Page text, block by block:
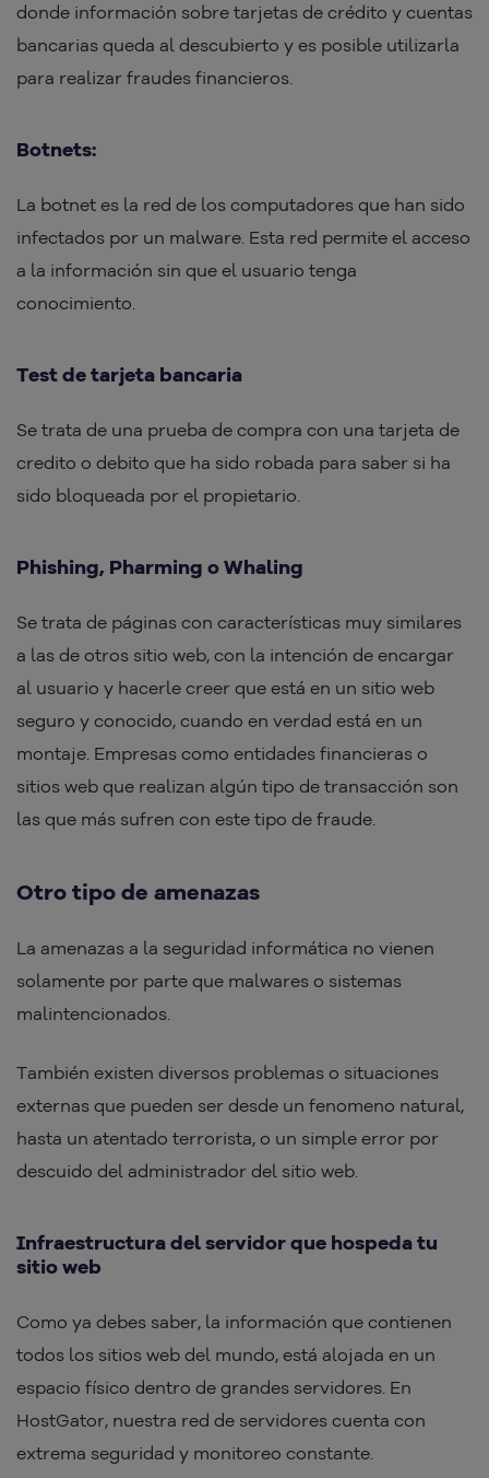
donde información sobre tarjetas de crédito y cuentas
bancarias queda al descubierto y es posible utilizarla
para realizar fraudes financieros.
Botnets:
La botnet es la red de los computadores que han sido
infectados por un malware. Esta red permite el acceso
a la información sin que el usuario tenga
conocimiento.
Test de tarjeta bancaria
Se trata de una prueba de compra con una tarjeta de
credito o debito que ha sido robada para saber si ha
sido bloqueada por el propietario.
Phishing, Pharming o Whaling
Se trata de páginas con características muy similares
a las de otros sitio web, con la intención de encargar
al usuario y hacerle creer que está en un sitio web
seguro y conocido, cuando en verdad está en un
montaje. Empresas como entidades financieras o
sitios web que realizan algún tipo de transacción son
las que más sufren con este tipo de fraude.
Otro tipo de amenazas
La amenazas a la seguridad informática no vienen
solamente por parte que malwares o sistemas
malintencionados.
También existen diversos problemas o situaciones
externas que pueden ser desde un fenomeno natural,
hasta un atentado terrorista, o un simple error por
descuido del administrador del sitio web.
Infraestructura del servidor que hospeda tu
sitio web
Como ya debes saber, la información que contienen
todos los sitios web del mundo, está alojada en un
espacio físico dentro de grandes servidores. En
HostGator, nuestra red de servidores cuenta con
extrema seguridad y monitoreo constante.